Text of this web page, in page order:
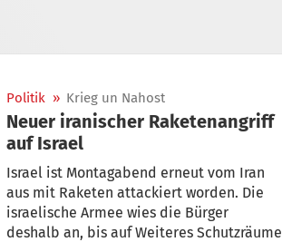
Politik » Krieg un Nahost
Neuer iranischer Raketenangriff
auf Israel
Israel ist Montagabend erneut vom Iran
aus mit Raketen attackiert worden. Die
israelische Armee wies die Bürger
deshalb an, bis auf Weiteres Schutzräume